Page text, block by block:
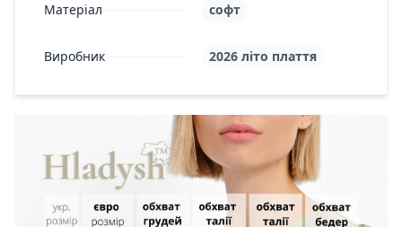
Матеріал софт
Виробник 2026 літо плаття